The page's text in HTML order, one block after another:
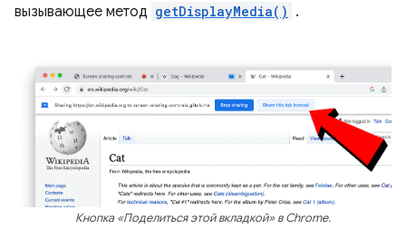
вызывающее метод getDisplayMedia() .
Кнопка «Поделиться этой вкладкой» в Chrome.